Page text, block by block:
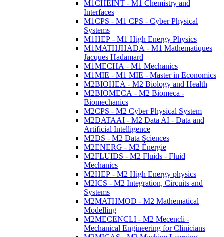
M1CHEINT - M1 Chemistry and
Interfaces
M1CPS - M1 CPS - Cyber Physical
Systems
M1HEP - M1 High Energy Physics
M1MATHJHADA - M1 Mathematiques
Jacques Hadamard
M1MECHA - M1 Mechanics
M1MIE - M1 MIE - Master in Economics
M2BIOHEA - M2 Biology and Health
M2BIOMECA - M2 Biomeca -
Biomechanics
M2CPS - M2 Cyber Physical System
M2DATAAI - M2 Data AI - Data and
Artificial Intelligence
M2DS - M2 Data Sciences
M2ENERG - M2 Énergie
M2FLUIDS - M2 Fluids - Fluid
Mechanics
M2HEP - M2 High Energy physics
M2ICS - M2 Integration, Circuits and
Systems
M2MATHMOD - M2 Mathematical
Modelling
M2MECENCLI - M2 Mecencli -
Mechanical Engineering for Clinicians